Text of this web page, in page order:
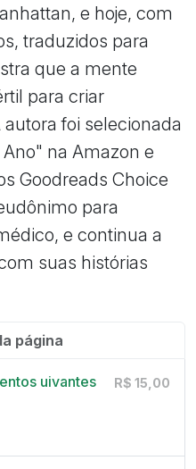
e hoje, com
traduzidos para
que a mente
para criar
foi selecionada
na Amazon e
Goodreads Choice
para
e continua a
suas histórias
página
uivantes R$ 15,00